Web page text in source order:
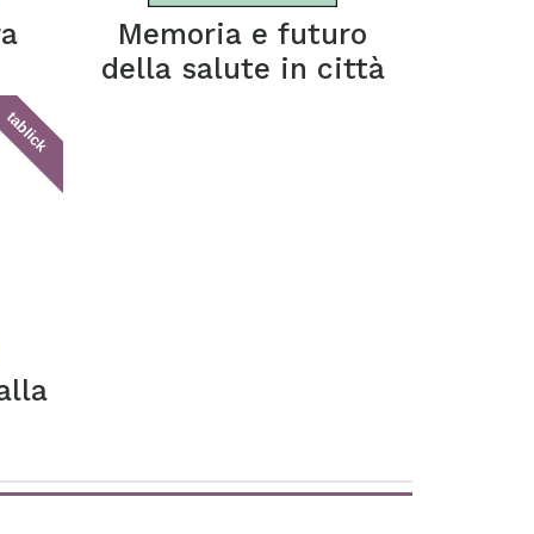
Memoria e futuro
della salute in città
tablick